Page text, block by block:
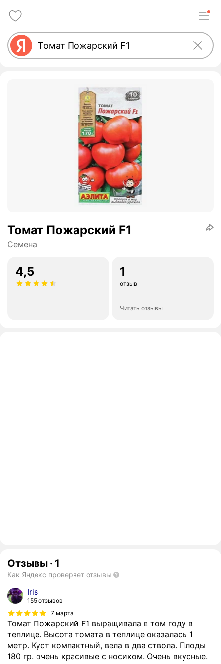
Томат Пожарский F1
Семена
4,5 1
отзыв
Читать отзывы
Отзывы · 1
Как Яндекс проверяет отзывы
Iris
155 отзывов
7 марта
Томат Пожарский F1 выращивала в том году в
теплице. Высота томата в теплице оказалась 1
метр. Куст компактный, вела в два ствола. Плоды
180 гр. очень красивые с носиком. Очень вкусные.